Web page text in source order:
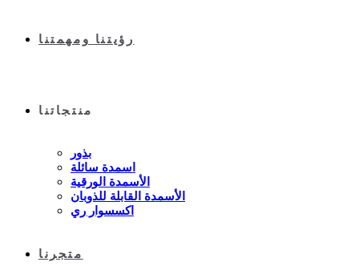
رؤيتنا ومهمتنا
منتجاتنا
بذور
اسمدة سائلة
الأسمدة الورقية
الأسمدة القابلة للذوبان
اكسسوار ري
متجرنا